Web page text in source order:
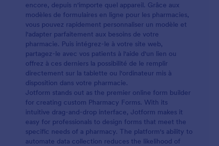
encore, depuis n'importe quel appareil. Grâce aux
modèles de formulaires en ligne pour les pharmacies,
vous pouvez rapidement personnaliser un modèle et
l'adapter parfaitement aux besoins de votre
pharmacie. Puis intégrez-le à votre site web,
partagez-le avec vos patients à l'aide d'un lien ou
offrez à ces derniers la possibilité de le remplir
directement sur la tablette ou l'ordinateur mis à
disposition dans votre pharmacie.
Jotform stands out as the premier online form builder
for creating custom Pharmacy Forms. With its
intuitive drag-and-drop interface, Jotform makes it
easy for professionals to design forms that meet the
specific needs of a pharmacy. The platform's ability to
automate data collection reduces the likelihood of